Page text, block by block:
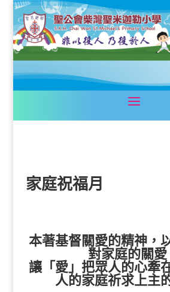
家庭祝福月
本著基督關愛的精神，
對家庭的關愛
讓「愛」把眾人的心牽
人的家庭祈求上主